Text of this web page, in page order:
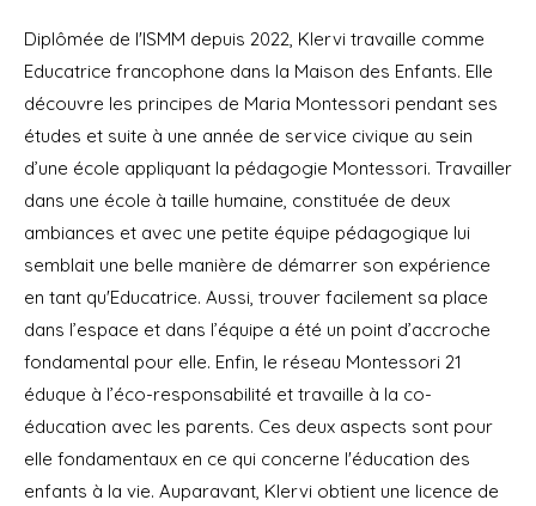
Diplômée de l'ISMM depuis 2022, Klervi travaille comme
Educatrice francophone dans la Maison des Enfants. Elle
découvre les principes de Maria Montessori pendant ses
études et suite à une année de service civique au sein
d’une école appliquant la pédagogie Montessori. Travailler
dans une école à taille humaine, constituée de deux
ambiances et avec une petite équipe pédagogique lui
semblait une belle manière de démarrer son expérience
en tant qu'Educatrice. Aussi, trouver facilement sa place
dans l’espace et dans l’équipe a été un point d’accroche
fondamental pour elle. Enfin, le réseau Montessori 21
éduque à l’éco-responsabilité et travaille à la co-
éducation avec les parents. Ces deux aspects sont pour
elle fondamentaux en ce qui concerne l'éducation des
enfants à la vie. Auparavant, Klervi obtient une licence de